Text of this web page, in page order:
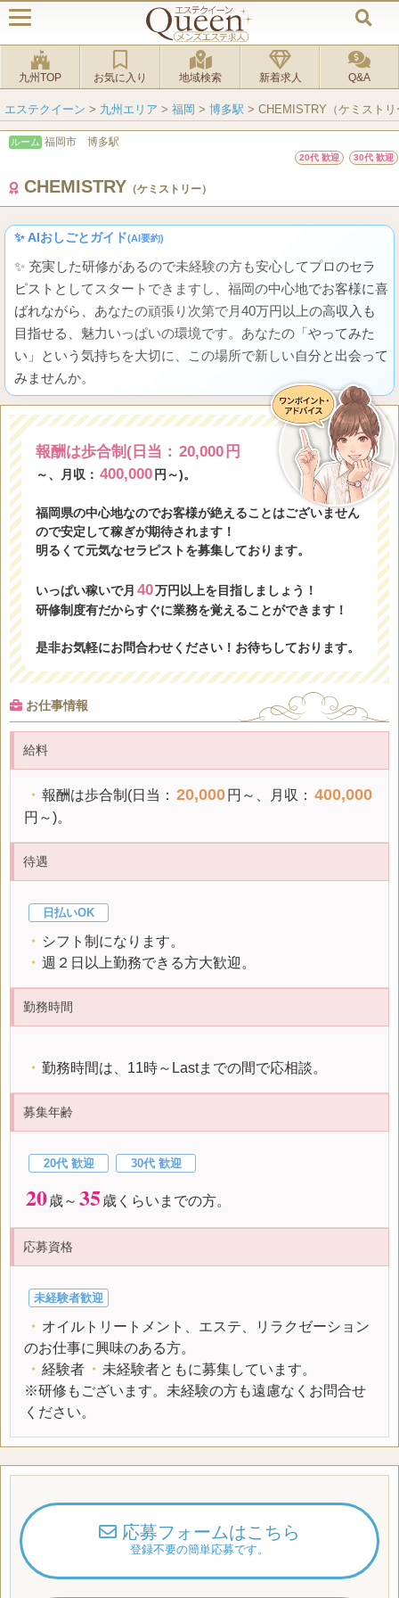
九州TOP お気に入り 地域検索 新着求人 Q&A
エステクイーン > 九州エリア > 福岡 > 博多駅 > CHEMISTRY（ケミストリ
ルーム 福岡市 博多駅
20代 歓迎 30代 歓迎
CHEMISTRY （ケミストリー）
✨ AIおしごとガイド(AI要約)
✨ 充実した研修があるので未経験の方も安心してプロのセラ
ピストとしてスタートできますし、福岡の中心地でお客様に喜
ばれながら、あなたの頑張り次第で月40万円以上の高収入も
目指せる、魅力いっぱいの環境です。あなたの「やってみた
い」という気持ちを大切に、この場所で新しい自分と出会って
みませんか。
報酬は歩合制(日当： 20,000 円
～、月収： 400,000 円～)。
福岡県の中心地なのでお客様が絶えることはございません
ので安定して稼ぎが期待されます！
明るくて元気なセラピストを募集しております。
いっぱい稼いで月 40万円以上を目指しましょう！
研修制度有だからすぐに業務を覚えることができます！
是非お気軽にお問合わせください！お待ちしております。
お仕事情報
給料
・ 報酬は歩合制(日当： 20,000 円～、 月収 ： 400,000
円～)。
待遇
日払いOK
・ シフト制になります。
・ 週２日以上勤務できる方大歓迎。
勤務時間
・ 勤務時間は、11時～Lastまでの間で応相談。
募集年齢
20代 歓迎 30代 歓迎
20歳～ 35 歳くらいまでの方。
応募資格
未経験者歓迎
・ オイルトリートメント、エステ、リラクゼーション
のお仕事に興味のある方。
・ 経験者 ・ 未経験者ともに募集しています。
※研修もございます。未経験の方も遠慮なくお問合せ
ください。
応募フォームはこちら
登録不要の簡単応募です。